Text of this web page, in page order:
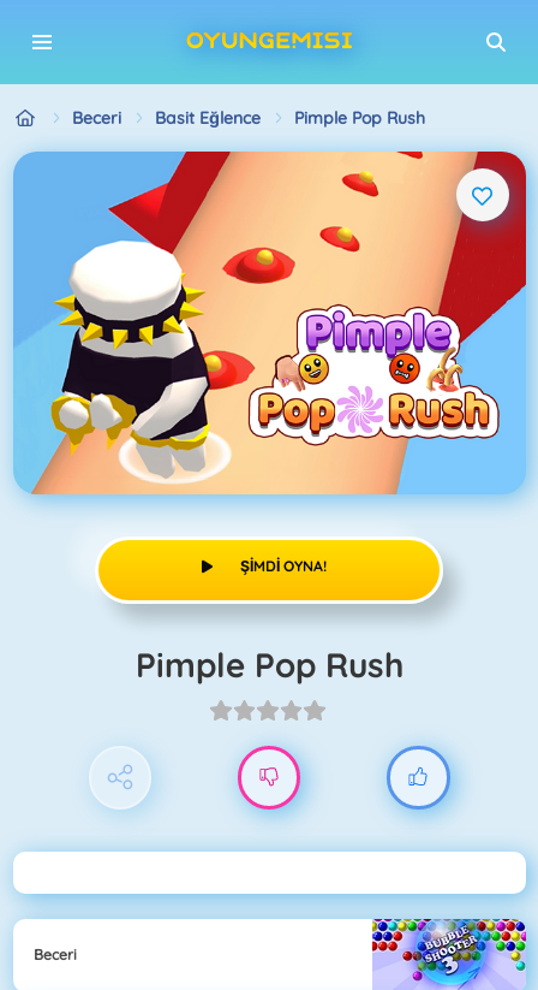
Beceri Basit Eğlence Pimple Pop Rush
ŞIMDI OYNA!
Pimple Pop Rush
Beceri